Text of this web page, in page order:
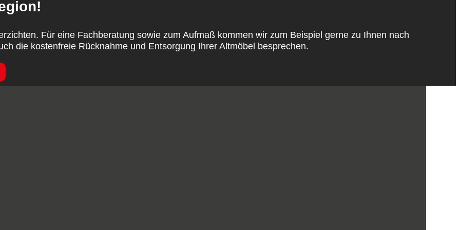
Für eine Fachberatung sowie zum Aufmaß kommen wir zum Beispiel gerne zu Ihnen nach
die kostenfreie Rücknahme und Entsorgung Ihrer Altmöbel besprechen.